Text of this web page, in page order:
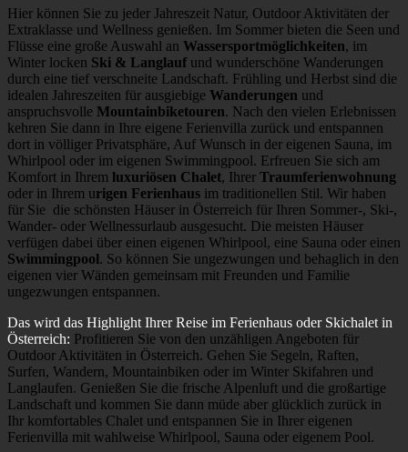
Hier können Sie zu jeder Jahreszeit Natur, Outdoor Aktivitäten der
Extraklasse und Wellness genießen. Im Sommer bieten die Seen und
Flüsse eine große Auswahl an Wassersportmöglichkeiten, im
Winter locken Ski & Langlauf und wunderschöne Wanderungen
durch eine tief verschneite Landschaft. Frühling und Herbst sind die
idealen Jahreszeiten für ausgiebige Wanderungen und
anspruchsvolle Mountainbiketouren. Nach den vielen Erlebnissen
kehren Sie dann in Ihre eigene Ferienvilla zurück und entspannen
dort in völliger Privatsphäre, Auf Wunsch in der eigenen Sauna, im
Whirlpool oder im eigenen Swimmingpool. Erfreuen Sie sich am
Komfort in Ihrem luxuriösen Chalet, Ihrer Traumferienwohnung
oder in Ihrem urigen Ferienhaus im traditionellen Stil. Wir haben
für Sie die schönsten Häuser in Österreich für Ihren Sommer-, Ski-,
Wander- oder Wellnessurlaub ausgesucht. Die meisten Häuser
verfügen dabei über einen eigenen Whirlpool, eine Sauna oder einen
Swimmingpool. So können Sie ungezwungen und behaglich in den
eigenen vier Wänden gemeinsam mit Freunden und Familie
ungezwungen entspannen.
Das wird das Highlight Ihrer Reise im Ferienhaus oder Skichalet in
Österreich: Profitieren Sie von den unzähligen Angeboten für
Outdoor Aktivitäten in Österreich. Gehen Sie Segeln, Raften,
Surfen, Wandern, Mountainbiken oder im Winter Skifahren und
Langlaufen. Genießen Sie die frische Alpenluft und die großartige
Landschaft und kommen Sie dann müde aber glücklich zurück in
Ihr komfortables Chalet und entspannen Sie in Ihrer eigenen
Ferienvilla mit wahlweise Whirlpool, Sauna oder eigenem Pool.